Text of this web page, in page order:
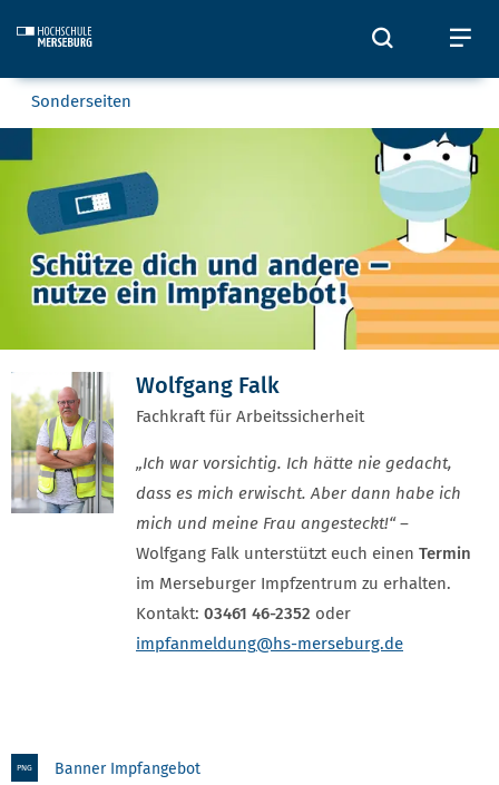
Öffnet
Sie befinden sich hier:
Sonderseiten
Wolfgang Falk
Fachkraft für Arbeitssicherheit
„Ich war vorsichtig. Ich hätte nie gedacht,
dass es mich erwischt. Aber dann habe ich
mich und meine Frau angesteckt!“ –
Wolfgang Falk unterstützt euch einen Termin
im Merseburger Impfzentrum zu erhalten.
Kontakt: 03461 46-2352 oder
impfanmeldung@hs-merseburg.de
PNG Banner Impfangebot